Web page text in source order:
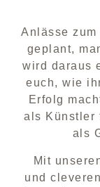
Anlässe
geplant,
wird daraus
euch, wie
Erfolg
als Künstler
als
Mit
und